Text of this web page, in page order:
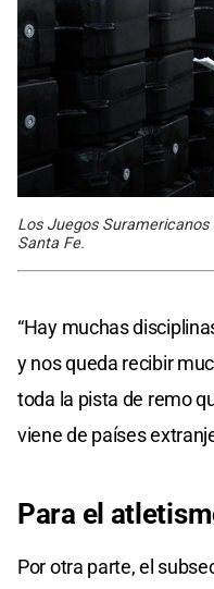
Los Juegos
Santa Fe.
“Hay muchas
y nos queda recibir
toda la pista de remo
viene de países
Para el
Por otra parte, el